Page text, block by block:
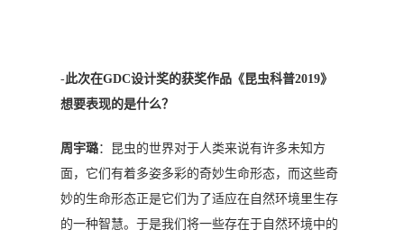
-此次在GDC设计奖的获奖作品《昆虫科普2019》
想要表现的是什么？
周宇璐：昆虫的世界对于人类来说有许多未知方
面，它们有着多姿多彩的奇妙生命形态，而这些奇
妙的生命形态正是它们为了适应在自然环境里生存
的一种智慧。于是我们将一些存在于自然环境中的